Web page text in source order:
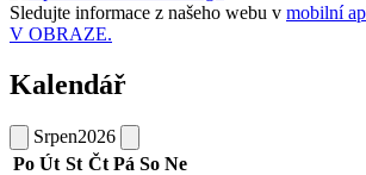
Sledujte informace z našeho webu v mobilní
V OBRAZE.
Kalendář
Srpen2026
Po Út St Čt Pá So Ne